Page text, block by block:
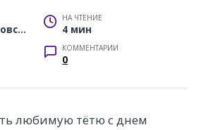
Вениамин Бобровский
НА ЧТЕНИЕ
4 мин
КОММЕНТАРИИ
0
любимую тётю с днем